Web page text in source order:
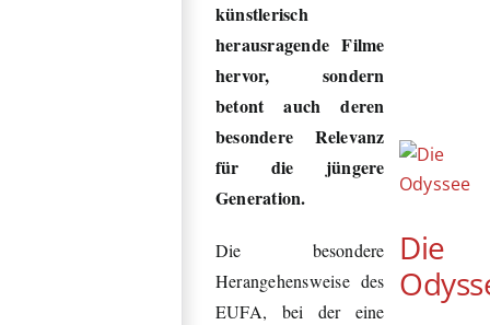
künstlerisch
herausragende Filme
hervor, sondern
betont auch deren
besondere Relevanz
für die jüngere
Generation.
Die besondere
Herangehensweise des
EUFA, bei der eine
Die